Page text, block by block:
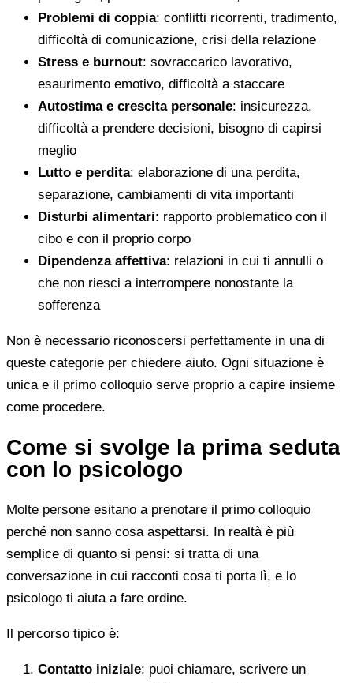
Problemi di coppia: conflitti ricorrenti, tradimento,
difficoltà di comunicazione, crisi della relazione
Stress e burnout: sovraccarico lavorativo,
esaurimento emotivo, difficoltà a staccare
Autostima e crescita personale: insicurezza,
difficoltà a prendere decisioni, bisogno di capirsi
meglio
Lutto e perdita: elaborazione di una perdita,
separazione, cambiamenti di vita importanti
Disturbi alimentari: rapporto problematico con il
cibo e con il proprio corpo
Dipendenza affettiva: relazioni in cui ti annulli o
che non riesci a interrompere nonostante la
sofferenza
Non è necessario riconoscersi perfettamente in una di
queste categorie per chiedere aiuto. Ogni situazione è
unica e il primo colloquio serve proprio a capire insieme
come procedere.
Come si svolge la prima seduta
con lo psicologo
Molte persone esitano a prenotare il primo colloquio
perché non sanno cosa aspettarsi. In realtà è più
semplice di quanto si pensi: si tratta di una
conversazione in cui racconti cosa ti porta lì, e lo
psicologo ti aiuta a fare ordine.
Il percorso tipico è:
Contatto iniziale: puoi chiamare, scrivere un